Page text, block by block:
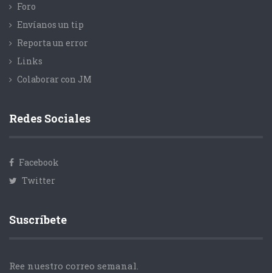
Foro
Envíanos un tip
Reporta un error
Links
Colaborar con JM
Redes Sociales
Facebook
Twitter
Suscríbete
Ree nuestro correo semanal.